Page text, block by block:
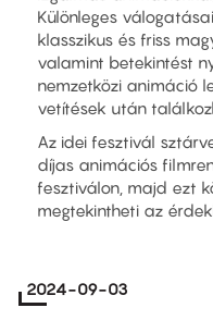
Különleges
klasszikus és friss
valamint betekintést
nemzetközi animáció
vetítések után
Az idei fesztivál
díjas animációs
fesztiválon, majd ezt
megtekintheti az
2024-09-03